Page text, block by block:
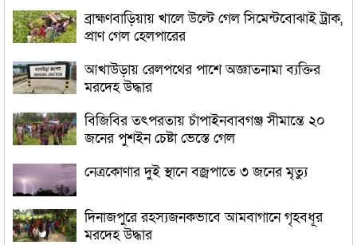
ব্রাহ্মণবাড়িয়ায় খালে উল্টে গেল সিমেন্টবোঝাই ট্রাক,
প্রাণ গেল হেলপারের
আখাউড়ায় রেলপথের পাশে অজ্ঞাতনামা ব্যক্তির
মরদেহ উদ্ধার
বিজিবির তৎপরতায় চাঁপাইনবাবগঞ্জ সীমান্তে ২০
জনের পুশইন চেষ্টা ভেস্তে গেল
নেত্রকোণার দুই স্থানে বজ্রপাতে ৩ জনের মৃত্যু
দিনাজপুরে রহস্যজনকভাবে আমবাগানে গৃহবধূর
মরদেহ উদ্ধার